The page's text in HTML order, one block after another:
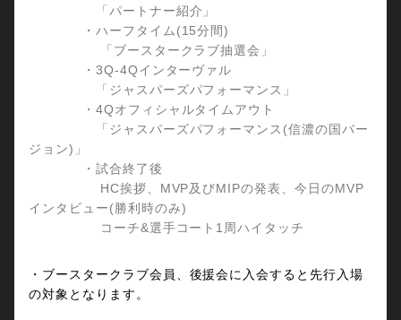
「パートナー紹介」
・ハーフタイム(15分間)
「ブースタークラブ抽選会」
・3Q-4Qインターヴァル
「ジャスパーズパフォーマンス」
・4Qオフィシャルタイムアウト
「ジャスパーズパフォーマンス(信濃の国バー
ジョン)」
・試合終了後
HC挨拶、MVP及びMIPの発表、今日のMVP
インタビュー(勝利時のみ)
コーチ&選手コート1周ハイタッチ
・ブースタークラブ会員、後援会に入会すると先行入場
の対象となります。